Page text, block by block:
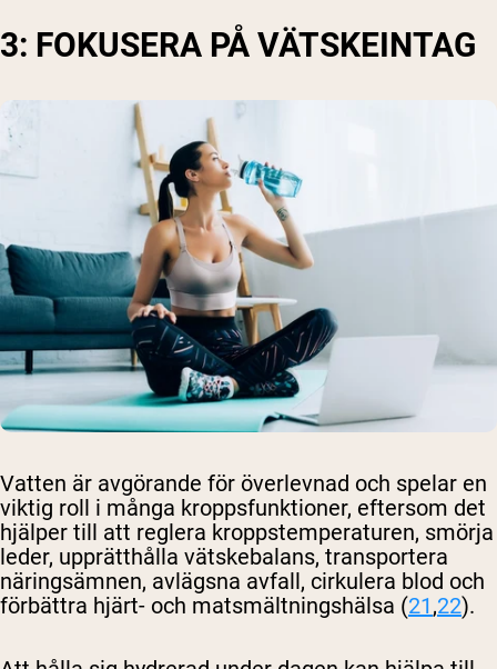
3: FOKUSERA PÅ VÄTSKEINTAG
Vatten är avgörande för överlevnad och spelar en
viktig roll i många kroppsfunktioner, eftersom det
hjälper till att reglera kroppstemperaturen, smörja
leder, upprätthålla vätskebalans, transportera
näringsämnen, avlägsna avfall, cirkulera blod och
förbättra hjärt- och matsmältningshälsa (21,22).
Shipping Country: Language:
Handla Nu